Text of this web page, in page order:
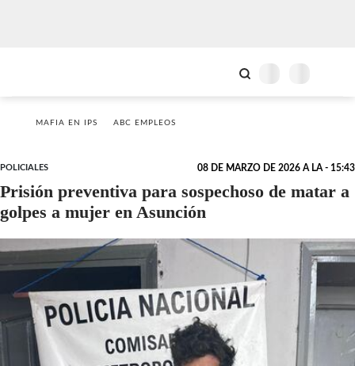
MAFIA EN IPS ABC EMPLEOS
POLICIALES 08 DE MARZO DE 2026 A LA - 15:43
Prisión preventiva para sospechoso de matar a
golpes a mujer en Asunción